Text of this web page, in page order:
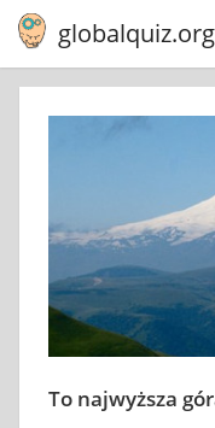
globalquiz.org
To najwyższa